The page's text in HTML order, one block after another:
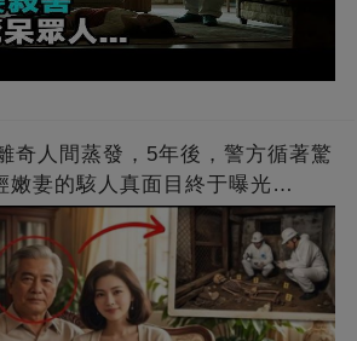
奇人間蒸發，5年後，警方循著驚
嫩妻的駭人真面目終于曝光…